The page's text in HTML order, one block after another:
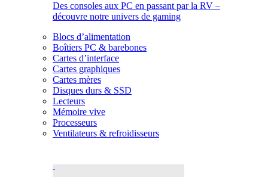
Des consoles aux PC en passant par la RV –
découvre notre univers de gaming
Blocs d’alimentation
Boîtiers PC & barebones
Cartes d’interface
Cartes graphiques
Cartes mères
Disques durs & SSD
Lecteurs
Mémoire vive
Processeurs
Ventilateurs & refroidisseurs